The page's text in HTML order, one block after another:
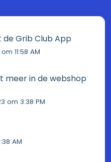
Grib Club App
11:58 AM
meer in de webshop
om 3:38 PM
AM